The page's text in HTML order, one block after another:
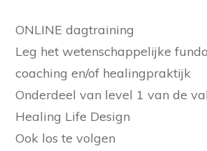
ONLINE dagtraining
Leg het wetenschappelijke
coaching en/of healingpraktijk
Onderdeel van level 1 van de
Healing Life Design
Ook los te volgen